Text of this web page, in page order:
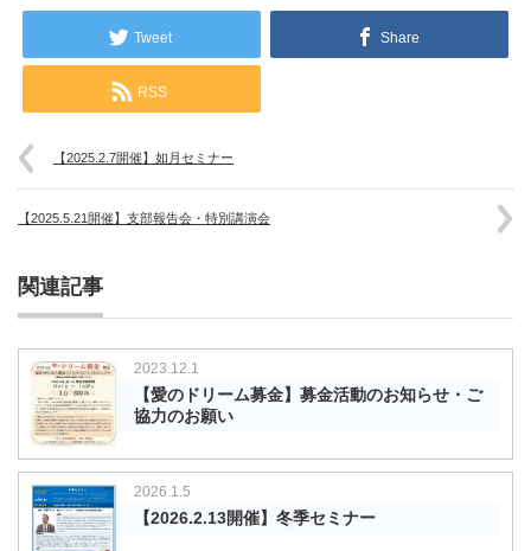
Tweet Share
RSS
【2025.2.7開催】如月セミナー
【2025.5.21開催】支部報告会・特別講演会
関連記事
2023.12.1
【愛のドリーム募金】募金活動のお知らせ・ご
協力のお願い
2026.1.5
【2026.2.13開催】冬季セミナー